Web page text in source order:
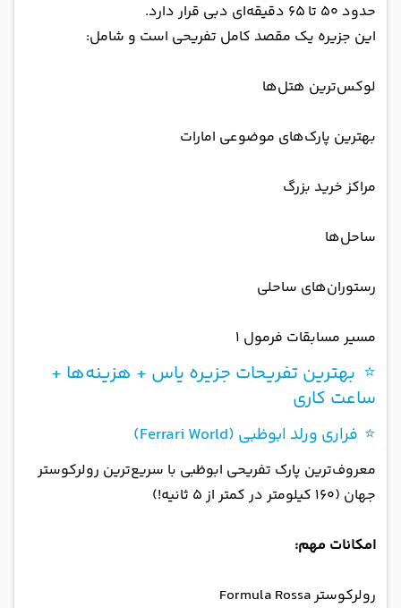
حدود ۵۰ تا ۶۵ دقیقه‌ای دبی قرار دارد.
این جزیره یک مقصد کامل تفریحی است و شامل:
لوکس‌ترین هتل‌ها
بهترین پارک‌های موضوعی امارات
مراکز خرید بزرگ
ساحل‌ها
رستوران‌های ساحلی
مسیر مسابقات فرمول ۱
⭐ بهترین تفریحات جزیره یاس + هزینه‌ها +
ساعت کاری
⭐ فراری ورلد ابوظبی (Ferrari World)
معروف‌ترین پارک تفریحی ابوظبی با سریع‌ترین رولرکوستر
جهان (۱۶۰ کیلومتر در کمتر از ۵ ثانیه!)
امکانات مهم:
رولرکوستر Formula Rossa